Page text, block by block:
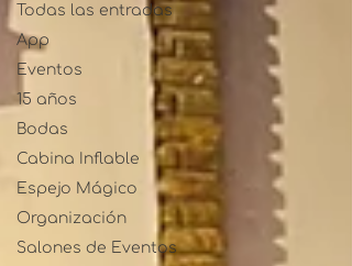
Todas las entradas
App
Eventos
15 años
Bodas
Cabina Inflable
Espejo Mágico
Organización
Salones de Eventos